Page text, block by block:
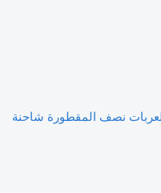
نصف المقطورة شاحنة